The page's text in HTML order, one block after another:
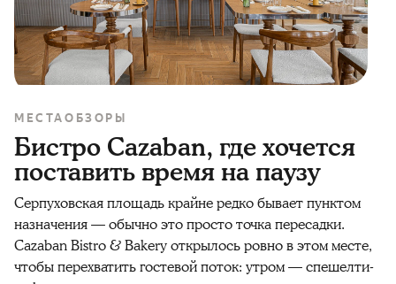
МЕСТА ОБЗОРЫ
Бистро Cazaban, где хочется
поставить время на паузу
Серпуховская площадь крайне редко бывает пунктом
назначения — обычно это просто точка пересадки.
Cazaban Bistro & Bakery открылось ровно в этом месте,
чтобы перехватить гостевой поток: утром — спешелти-